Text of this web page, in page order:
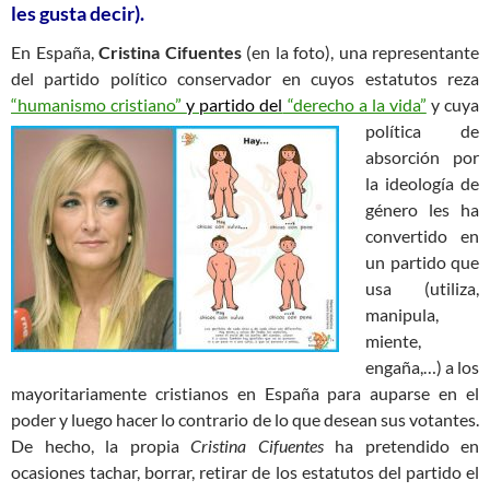
les gusta decir).
En España, Cristina Cifuentes(en la foto), una representante
del partido político conservador en cuyos estatutos reza
“humanismo cristiano”y partido del “derecho a la vida” y cuya
política de
absorción por
la ideología de
género les ha
convertido en
un partido que
usa (utiliza,
manipula,
miente,
engaña,…) a los
mayoritariamente cristianos en España para auparse en el
poder y luego hacer lo contrario de lo que desean sus votantes.
De hecho, la propia Cristina Cifuentesha pretendido en
ocasiones tachar, borrar, retirar de los estatutos del partido el